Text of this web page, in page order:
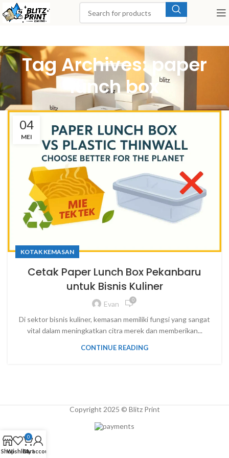
Tag Archives: paper
lunch box
04
MEI
KOTAK KEMASAN
Cetak Paper Lunch Box Pekanbaru
untuk Bisnis Kuliner
Evan 0
Di sektor bisnis kuliner, kemasan memiliki fungsi yang sangat
vital dalam meningkatkan citra merek dan memberikan...
CONTINUE READING
Copyright 2025 © Blitz Print
ShopWishlist
0
Cart
My account